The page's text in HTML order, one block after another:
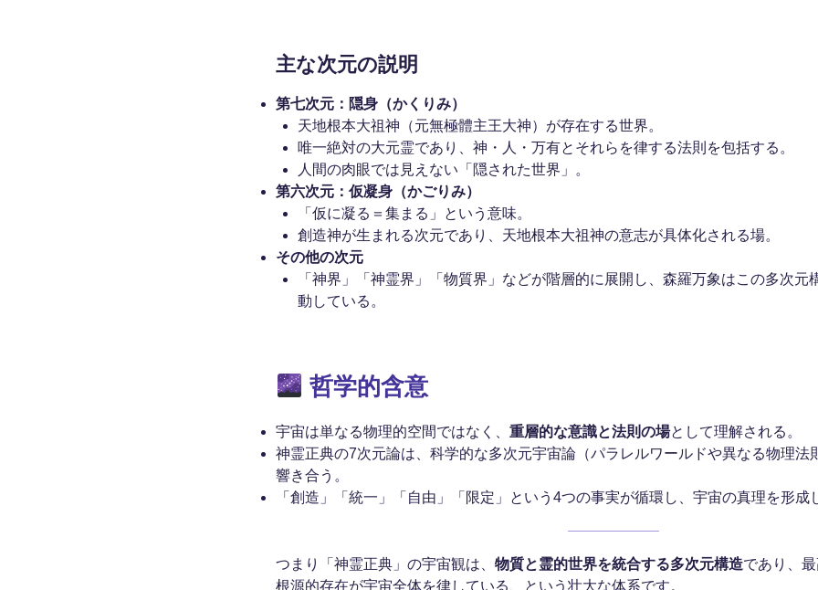
主な次元の説明
第七次元：隠身（かくりみ）
天地根本大祖神（元無極體主王大神）が存在する世界。
唯一絶対の大元霊であり、神・人・万有とそれらを律する法則を包括する。
人間の肉眼では見えない「隠された世界」。
第六次元：仮凝身（かごりみ）
「仮に凝る＝集まる」という意味。
創造神が生まれる次元であり、天地根本大祖神の意志が具体化される場。
その他の次元
「神界」「神霊界」「物質界」などが階層的に展開し、森羅万象はこの多次元
動している。
哲学的含意
宇宙は単なる物理的空間ではなく、 重層的な意識と法則の場として理解される。
神霊正典の7次元論は、科学的な多次元宇宙論（パラレルワールドや異なる物理法
響き合う。
「創造」「統一」「自由」「限定」という4つの事実が循環し、宇宙の真理を形成
つまり「神霊正典」の宇宙観は、 物質と霊的世界を統合する多次元構造であり、
根源的存在が宇宙全体を律している、という壮大な体系です。